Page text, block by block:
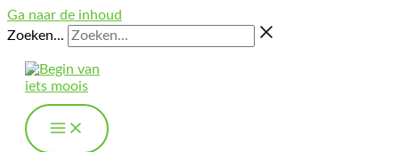
Ga naar de inhoud
Zoeken...